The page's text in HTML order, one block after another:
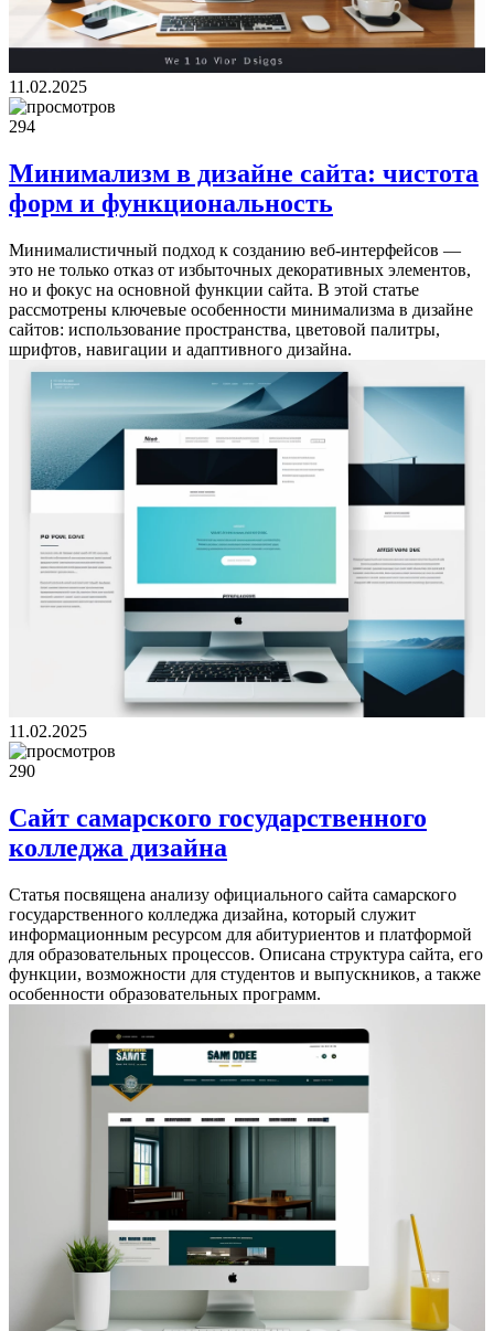
11.02.2025
294
Минимализм в дизайне сайта: чистота
форм и функциональность
Минималистичный подход к созданию веб-интерфейсов —
это не только отказ от избыточных декоративных элементов,
но и фокус на основной функции сайта. В этой статье
рассмотрены ключевые особенности минимализма в дизайне
сайтов: использование пространства, цветовой палитры,
шрифтов, навигации и адаптивного дизайна.
11.02.2025
290
Сайт самарского государственного
колледжа дизайна
Статья посвящена анализу официального сайта самарского
государственного колледжа дизайна, который служит
информационным ресурсом для абитуриентов и платформой
для образовательных процессов. Описана структура сайта, его
функции, возможности для студентов и выпускников, а также
особенности образовательных программ.